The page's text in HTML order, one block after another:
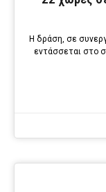
Η δράση, σε
εντάσσεται στο